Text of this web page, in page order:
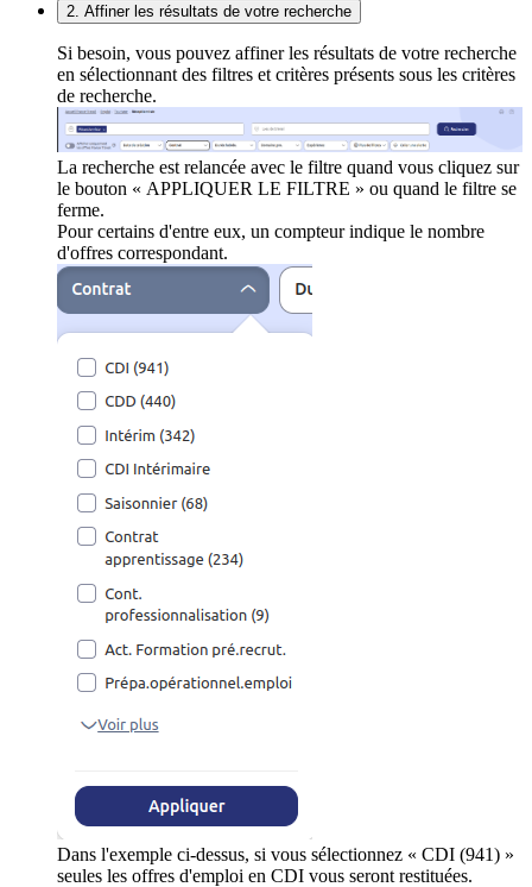
2. Affiner les résultats de votre recherche
Si besoin, vous pouvez affiner les résultats de votre recherche
en sélectionnant des filtres et critères présents sous les critères
de recherche.
La recherche est relancée avec le filtre quand vous cliquez sur
le bouton « APPLIQUER LE FILTRE » ou quand le filtre se
ferme.
Pour certains d'entre eux, un compteur indique le nombre
d'offres correspondant.
Dans l'exemple ci-dessus, si vous sélectionnez « CDI (941) »
seules les offres d'emploi en CDI vous seront restituées.